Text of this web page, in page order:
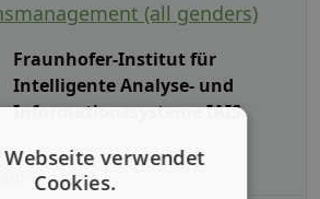
(all genders)
Fraunhofer-Institut für
Intelligente Analyse- und
Informationssysteme IAIS
Webseite verwendet
Cookies.